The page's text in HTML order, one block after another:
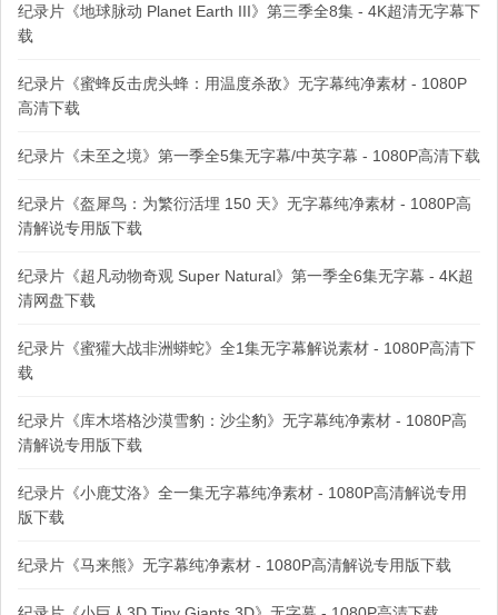
纪录片《地球脉动 Planet Earth III》第三季全8集 - 4K超清无字幕下
载
纪录片《蜜蜂反击虎头蜂：用温度杀敌》无字幕纯净素材 - 1080P
高清下载
纪录片《未至之境》第一季全5集无字幕/中英字幕 - 1080P高清下载
纪录片《盔犀鸟：为繁衍活埋 150 天》无字幕纯净素材 - 1080P高
清解说专用版下载
纪录片《超凡动物奇观 Super Natural》第一季全6集无字幕 - 4K超
清网盘下载
纪录片《蜜獾大战非洲蟒蛇》全1集无字幕解说素材 - 1080P高清下
载
纪录片《库木塔格沙漠雪豹：沙尘豹》无字幕纯净素材 - 1080P高
清解说专用版下载
纪录片《小鹿艾洛》全一集无字幕纯净素材 - 1080P高清解说专用
版下载
纪录片《马来熊》无字幕纯净素材 - 1080P高清解说专用版下载